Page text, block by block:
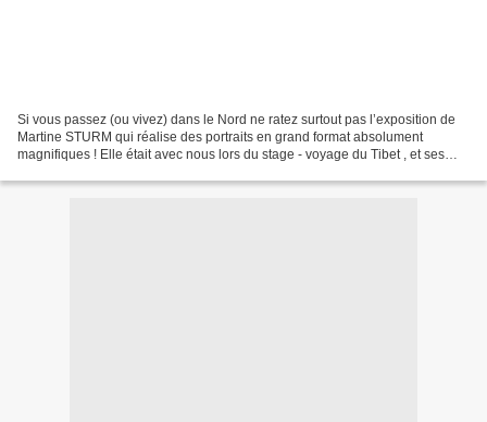
Si vous passez (ou vivez) dans le Nord ne ratez surtout pas l’exposition de
Martine STURM qui réalise des portraits en grand format absolument
magnifiques ! Elle était avec nous lors du stage - voyage du Tibet , et ses